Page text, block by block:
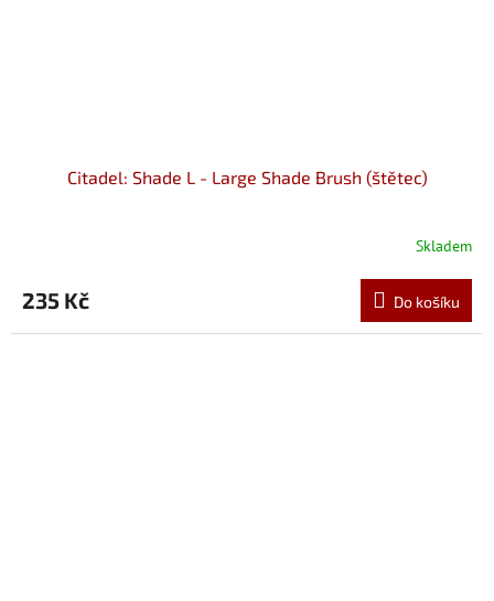
Citadel: Shade L - Large Shade Brush (štětec)
Skladem
235 Kč Do košíku